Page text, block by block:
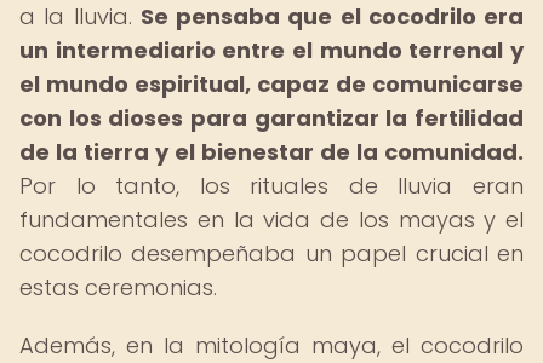
a la lluvia. Se pensaba que el cocodrilo era
un intermediario entre el mundo terrenal y
el mundo espiritual, capaz de comunicarse
con los dioses para garantizar la fertilidad
de la tierra y el bienestar de la comunidad.
Por lo tanto, los rituales de lluvia eran
fundamentales en la vida de los mayas y el
cocodrilo desempeñaba un papel crucial en
estas ceremonias.
Además, en la mitología maya, el cocodrilo